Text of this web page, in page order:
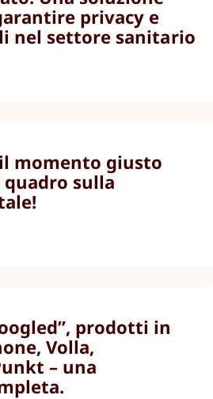
privacy e
nel settore sanitario
il momento giusto
sulla
prodotti in
Volla,
– una